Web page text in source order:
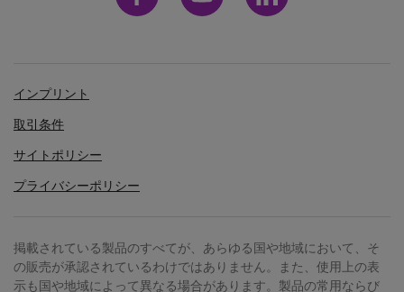
血
器
よ
効
率
び
関
連
ク
インプリント
取引条件
サイトポリシー
プライバシーポリシー
掲載されている製品のすべてが、あらゆる国や地域において、そ
の販売が承認されているわけではありません。また、使用上の表
示も国や地域によって異なる場合があります。製品の常用ならび